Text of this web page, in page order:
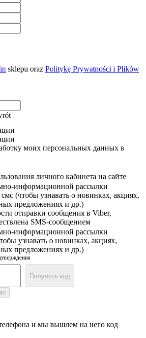
sklepu oraz Politykę Prywatności i Plików
моих персональных данных в
личного кабинета на сайте
информационной рассылки
(чтобы узнавать о новинках, акциях,
предложениях и др.)
отправки сообщения в Viber,
SMS-сообщением
информационной рассылки
узнавать о новинках, акциях,
предложениях и др.)
Получить код
и мы вышлем на него код